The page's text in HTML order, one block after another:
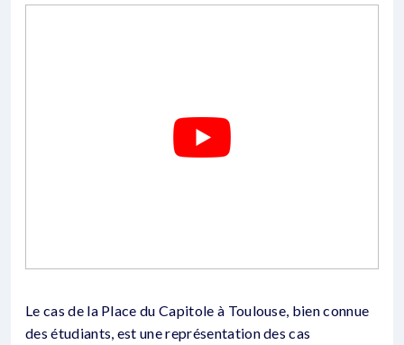
Le cas de la Place du Capitole à Toulouse, bien connue
des étudiants, est une représentation des cas